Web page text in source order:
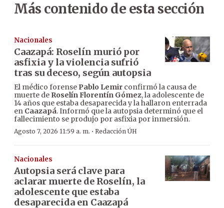
Más contenido de esta sección
Nacionales
Caazapá: Roselín murió por
asfixia y la violencia sufrió
tras su deceso, según autopsia
El médico forense Pablo Lemir confirmó la causa de
muerte de Roselín Florentín Gómez, la adolescente de
14 años que estaba desaparecida y la hallaron enterrada
en Caazapá. Informó que la autopsia determinó que el
fallecimiento se produjo por asfixia por inmersión.
Agosto 7, 2026 11:59 a. m. · Redacción ÚH
Nacionales
Autopsia será clave para
aclarar muerte de Roselín, la
adolescente que estaba
desaparecida en Caazapá